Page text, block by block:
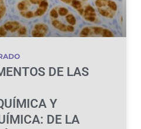
DE LAS
Y
DE LA